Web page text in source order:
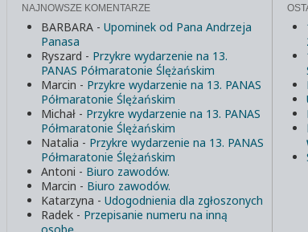
NAJNOWSZE KOMENTARZE
BARBARA - Upominek od Pana Andrzeja
Panasa
Ryszard - Przykre wydarzenie na 13.
PANAS Półmaratonie Ślężańskim
Marcin - Przykre wydarzenie na 13. PANAS
Półmaratonie Ślężańskim
Michał - Przykre wydarzenie na 13. PANAS
Półmaratonie Ślężańskim
Natalia - Przykre wydarzenie na 13. PANAS
Półmaratonie Ślężańskim
Antoni - Biuro zawodów.
Marcin - Biuro zawodów.
Katarzyna - Udogodnienia dla zgłoszonych
Radek - Przepisanie numeru na inną